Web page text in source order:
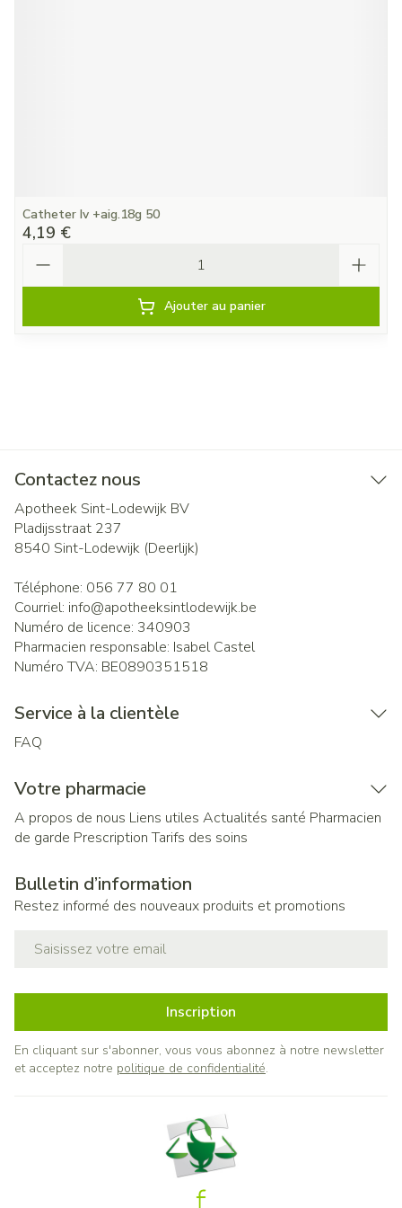
Catheter Iv +aig.18g 50
4,19 €
Ajouter au panier
Contactez nous
Apotheek Sint-Lodewijk BV
Pladijsstraat 237
8540 Sint-Lodewijk (Deerlijk)
Téléphone: 056 77 80 01
Courriel: info@apotheeksintlodewijk.be
Numéro de licence: 340903
Pharmacien responsable: Isabel Castel
Numéro TVA: BE0890351518
Service à la clientèle
FAQ
Votre pharmacie
A propos de nous Liens utiles Actualités santé Pharmacien
de garde Prescription Tarifs des soins
Bulletin d’information
Restez informé des nouveaux produits et promotions
Inscription
En cliquant sur s'abonner, vous vous abonnez à notre newsletter
et acceptez notre politique de confidentialité.